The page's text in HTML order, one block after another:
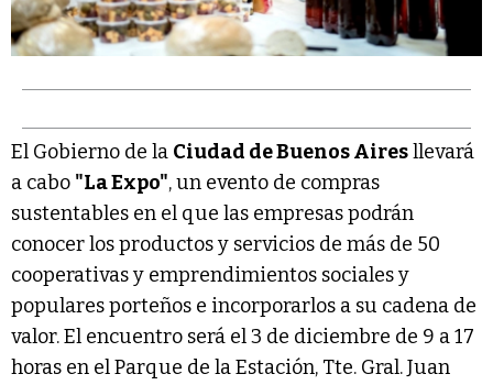
El Gobierno de la Ciudad de Buenos Airesllevará
a cabo "La Expo", un evento de compras
sustentables en el que las empresas podrán
conocer los productos y servicios de más de 50
cooperativas y emprendimientos sociales y
populares porteños e incorporarlos a su cadena de
valor. El encuentro será el 3 de diciembre de 9 a 17
horas en el Parque de la Estación, Tte. Gral. Juan